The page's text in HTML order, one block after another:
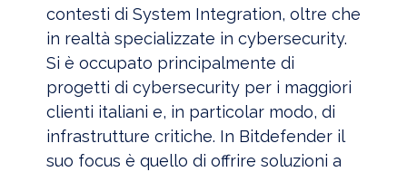
contesti di System Integration, oltre che
in realtà specializzate in cybersecurity.
Si è occupato principalmente di
progetti di cybersecurity per i maggiori
clienti italiani e, in particolar modo, di
infrastrutture critiche. In Bitdefender il
suo focus è quello di offrire soluzioni a